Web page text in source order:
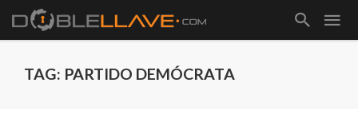
TAG: PARTIDO DEMÓCRATA